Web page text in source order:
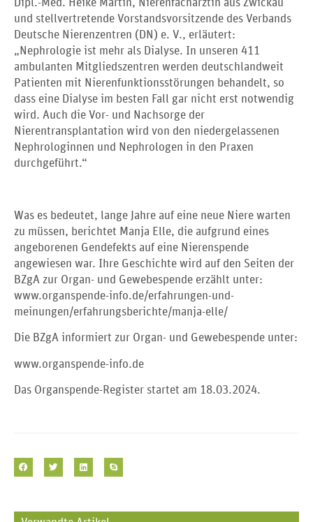
Dipl.-Med. Heike Martin, Nierenfachärztin aus Zwickau
und stellvertretende Vorstandsvorsitzende des Verbands
Deutsche Nierenzentren (DN) e. V., erläutert:
„Nephrologie ist mehr als Dialyse. In unseren 411
ambulanten Mitgliedszentren werden deutschlandweit
Patienten mit Nierenfunktionsstörungen behandelt, so
dass eine Dialyse im besten Fall gar nicht erst notwendig
wird. Auch die Vor- und Nachsorge der
Nierentransplantation wird von den niedergelassenen
Nephrologinnen und Nephrologen in den Praxen
durchgeführt.“
Was es bedeutet, lange Jahre auf eine neue Niere warten
zu müssen, berichtet Manja Elle, die aufgrund eines
angeborenen Gendefekts auf eine Nierenspende
angewiesen war. Ihre Geschichte wird auf den Seiten der
BZgA zur Organ- und Gewebespende erzählt unter:
www.organspende-info.de/erfahrungen-und-
meinungen/erfahrungsberichte/manja-elle/
Die BZgA informiert zur Organ- und Gewebespende unter:
www.organspende-info.de
Das Organspende-Register startet am 18.03.2024.